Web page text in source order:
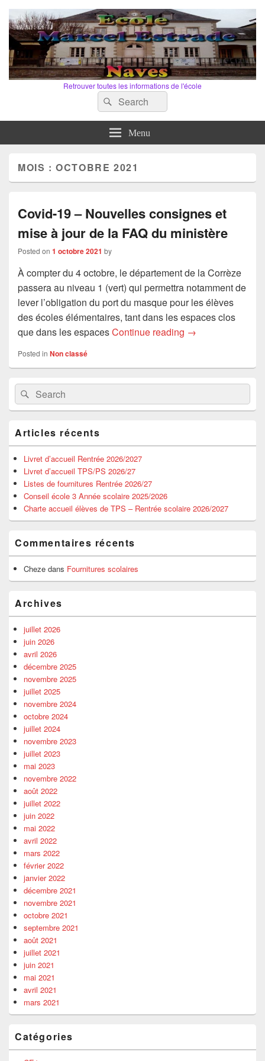
Retrouver toutes les informations de l'école
Search
for:
Search
Menu
MOIS :OCTOBRE 2021
Covid-19 – Nouvelles consignes et
mise à jour de la FAQ du ministère
Posted on 1 octobre 2021 by
À compter du 4 octobre, le département de la Corrèze
passera au niveau 1 (vert) qui permettra notamment de
lever l’obligation du port du masque pour les élèves
des écoles élémentaires, tant dans les espaces clos
que dans les espacesContinue reading Covid-19 –
→
Posted in Non classé
Primary
Sidebar
Widget
Area
Search
for:
Search
Articles récents
Livret d’accueil Rentrée 2026/2027
Livret d’accueil TPS/PS 2026/27
Listes de fournitures Rentrée 2026/27
Conseil école 3 Année scolaire 2025/2026
Charte accueil élèves de TPS – Rentrée scolaire 2026/2027
Commentaires récents
Cheze dans Fournitures scolaires
Archives
juillet 2026
juin 2026
avril 2026
décembre 2025
novembre 2025
juillet 2025
novembre 2024
octobre 2024
juillet 2024
novembre 2023
juillet 2023
mai 2023
novembre 2022
août 2022
juillet 2022
juin 2022
mai 2022
avril 2022
mars 2022
février 2022
janvier 2022
décembre 2021
novembre 2021
octobre 2021
septembre 2021
août 2021
juillet 2021
juin 2021
mai 2021
avril 2021
mars 2021
Catégories